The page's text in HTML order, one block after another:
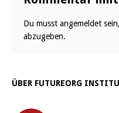
Du musst angemeldet
abzugeben.
ÜBER FUTUREORG